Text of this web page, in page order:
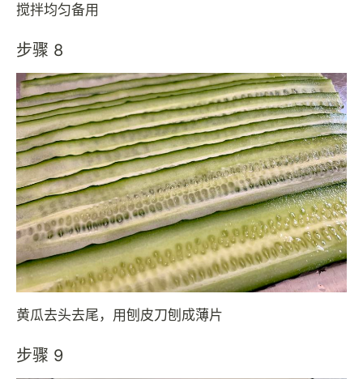
搅拌均匀备用
步骤 8
黄瓜去头去尾，用刨皮刀刨成薄片
步骤 9